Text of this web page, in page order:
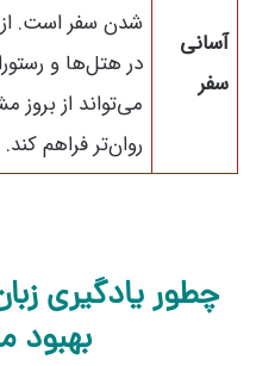
آسانی
سفر
شدن سفر است. از
در هتل‌ها و
می‌تواند از بروز
روان‌تر فراهم کند.
چطور یادگیری
بهبود